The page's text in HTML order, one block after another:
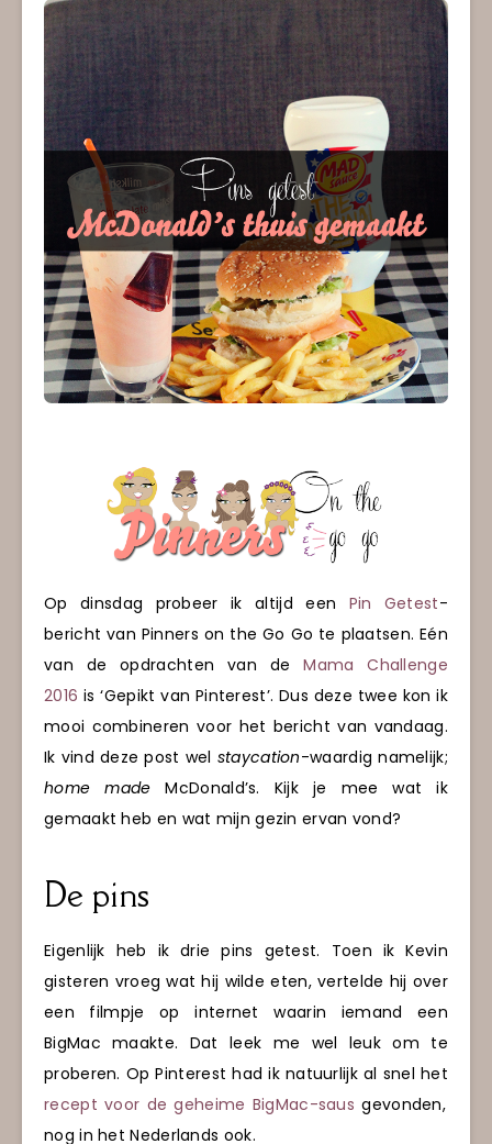
Op dinsdag probeer ik altijd een Pin Getest-
bericht van Pinners on the Go Go te plaatsen. Eén
van de opdrachten van deMama Challenge
2016 is ‘Gepikt van Pinterest’. Dus deze twee kon ik
mooi combineren voor het bericht van vandaag.
Ik vind deze post wel staycation-waardig namelijk;
home madeMcDonald’s. Kijk je mee wat ik
gemaakt heb en wat mijn gezin ervan vond?
De pins
Eigenlijk heb ik drie pins getest. Toen ik Kevin
gisteren vroeg wat hij wilde eten, vertelde hij over
een filmpje op internet waarin iemand een
BigMac maakte. Dat leek me wel leuk om te
proberen. Op Pinterest had ik natuurlijk al snel het
recept voor de geheime BigMac-saus gevonden,
nog in het Nederlands ook.